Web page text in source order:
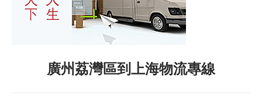
廣州荔灣區到上海物流專線